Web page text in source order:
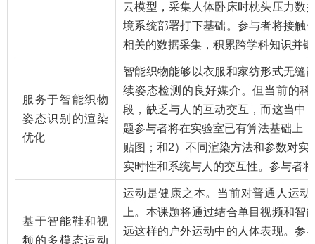
云模型，采集人体卧床时枕头压力数
境系统部署打下基础。参与者将接触
相关的数据采集，积累跨学科知识并
服务于智能织物
姿态识别的渲染
优化
智能织物能够以衣服和家纺形式无缝
续姿态检测的良好媒介。但当前的
段，缺乏与人的互动交互，而这当中
题参与者将在实验室已有算法基础上
贴图；和2）不同渲染方法和参数对
实时性和系统与人的交互性。参与者
基于智能鞋和视
频的多模态运动
运动是健康之本。当前对普通人运
上。本课题将通过结合单目视频和
远这样的户外运动中的人体表现。参